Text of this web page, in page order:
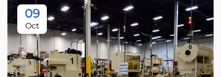
09
Oct